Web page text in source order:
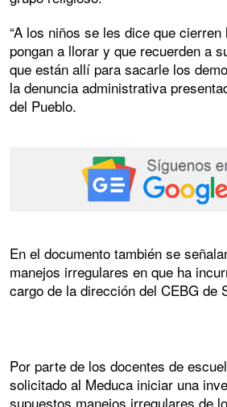
“A los niños se les dice que
pongan a llorar y que recuerden a
que están allí para sacarle los
la denuncia administrativa
del Pueblo.
En el documento también se
manejos irregulares en que ha
cargo de la dirección del CEBG de
Por parte de los docentes de
solicitado al Meduca iniciar una
supuestos manejos irregulares de